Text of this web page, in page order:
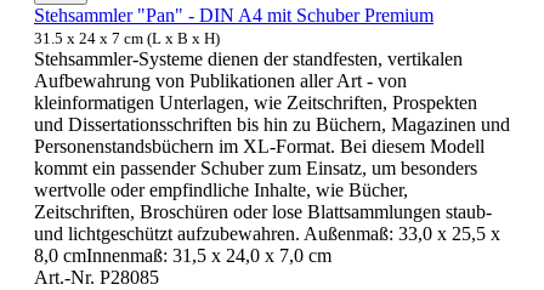
Stehsammler "Pan" - DIN A4 mit Schuber Premium
31.5 x 24 x 7 cm (L x B x H)
Stehsammler-Systeme dienen der standfesten, vertikalen
Aufbewahrung von Publikationen aller Art - von
kleinformatigen Unterlagen, wie Zeitschriften, Prospekten
und Dissertationsschriften bis hin zu Büchern, Magazinen und
Personenstandsbüchern im XL-Format. Bei diesem Modell
kommt ein passender Schuber zum Einsatz, um besonders
wertvolle oder empfindliche Inhalte, wie Bücher,
Zeitschriften, Broschüren oder lose Blattsammlungen staub-
und lichtgeschützt aufzubewahren. Außenmaß: 33,0 x 25,5 x
8,0 cmInnenmaß: 31,5 x 24,0 x 7,0 cm
Art.-Nr. P28085